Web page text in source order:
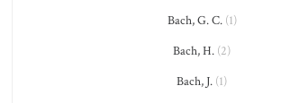
Bach, G. C.(1)
Bach, H. (2)
Bach, J. (1)